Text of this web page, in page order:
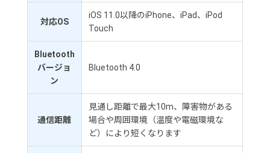
対応OS
iOS 11.0以降のiPhone、iPad、iPod
Touch
Bluetooth
バージョ
ン
Bluetooth 4.0
通信距離
見通し距離で最大10m、障害物がある
場合や周囲環境（温度や電磁環境な
ど）により短くなります